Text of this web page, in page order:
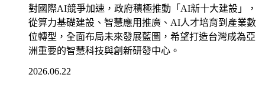
對國際AI競爭加速，政府積極推動「AI新十大建設」，
從算力基礎建設、智慧應用推廣、AI人才培育到產業數
位轉型，全面布局未來發展藍圖，希望打造台灣成為亞
洲重要的智慧科技與創新研發中心。
2026.06.22